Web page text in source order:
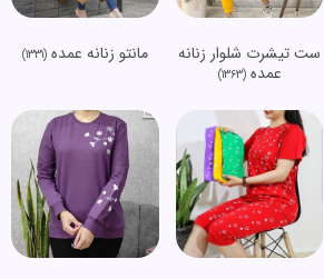
ست تیشرت شلوار زنانه
عمده(1363)
مانتو زنانه عمده(1331)